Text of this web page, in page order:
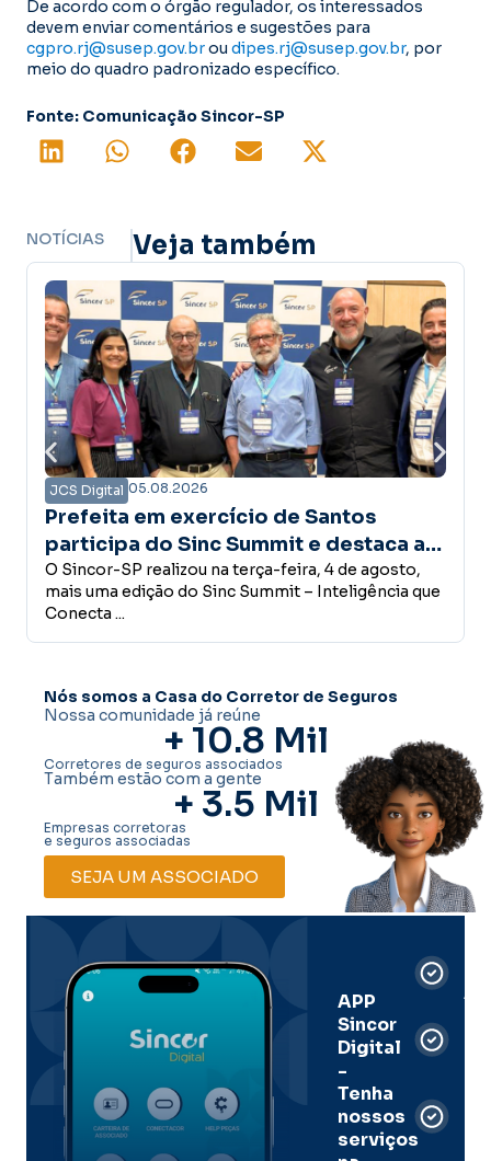
De acordo com o órgão regulador, os interessados
devem enviar comentários e sugestões para
cgpro.rj@susep.gov.brou dipes.rj@susep.gov.br, por
meio do quadro padronizado específico.
Fonte: Comunicação Sincor-SP
NOTÍCIAS Veja também
05.08.2026
em exercício de Santos
do Sinc Summit e destaca a
do seguro
SP realizou na terça-feira, 4 de agosto,
edição do Sinc Summit – Inteligência que
com
para
O
governador
Nós somos a Casa do Corretor de Seguros
Nossa comunidade já reúne
+ 10.8 Mil
Corretores de seguros associados
Também estão com a gente
+ 3.5 Mil
Empresas corretoras
e seguros associadas
SEJA UM ASSOCIADO
APP
Sincor
Digital
-
Tenha
nossos
serviços